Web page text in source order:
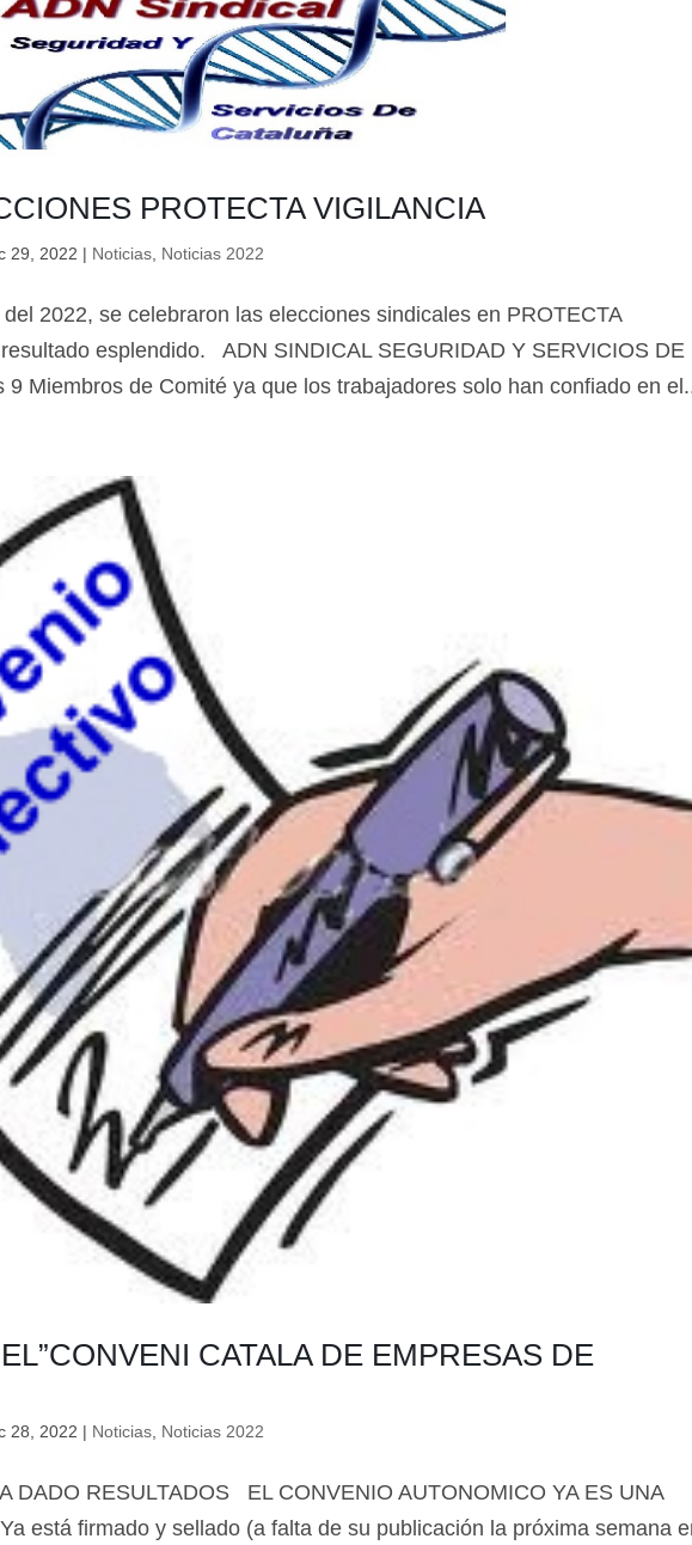
PROTECTA VIGILANCIA
29, 2022 | Noticias Noticias 2022
2022, se celebraron las elecciones sindicales en PROTECTA
esplendido. ADN SINDICAL SEGURIDAD Y SERVICIOS DE
9 Miembros de Comité ya que los trabajadores solo han confiado en
CATALA DE EMPRESAS DE
28, 2022 | Noticias, Noticias 2022
DADO RESULTADOS EL CONVENIO AUTONOMICO YA ES UNA
está firmado y sellado (a falta de su publicación la próxima semana
🔄 Menú ✖
ADN Sindical
ℹ️ Consulta General a Sede (Email)
⚖️ Dpto. Jurídico y Abogados (Email)
🤖 Dudas Rápidas del Convenio (IA)
📊 Herramienta: Tabla Salarial PDF
📄 Herramienta: Generador Plantillas
📍 Info: Horarios y Contacto Sede